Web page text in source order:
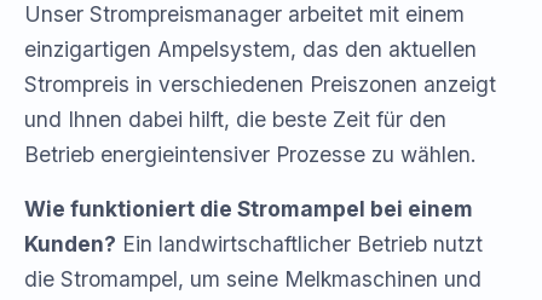
Unser Strompreismanager arbeitet mit einem
einzigartigen Ampelsystem, das den aktuellen
Strompreis in verschiedenen Preiszonen anzeigt
und Ihnen dabei hilft, die beste Zeit für den
Betrieb energieintensiver Prozesse zu wählen.
Wie funktioniert die Stromampel bei einem
Kunden? Ein landwirtschaftlicher Betrieb nutzt
die Stromampel, um seine Melkmaschinen und